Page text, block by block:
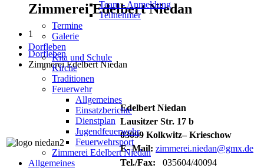
Team - Anmeldung
Teilnehmer
Termine
Galerie
Dorfleben
Kita und Schule
Kirche
Traditionen
Feuerwehr
Allgemeines
Einsatzberichte
Dienstplan
Jugendfeuerwehr
Feuerwehrsport
Zimmerei Edelbert Niedan
Allgemeines
Zimmerei Edelbert Niedan
1
Dorfleben
Zimmerei Edelbert Niedan
Edelbert Niedan
Lausitzer Str. 17 b
03099 Kolkwitz– Krieschow
E- Mail: zimmerei.niedan@gmx.de
Tel./Fax: 035604/40094